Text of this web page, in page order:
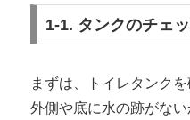
1-1. タンクのチェ
まずは、トイレタンク
外側や底に水の跡がな